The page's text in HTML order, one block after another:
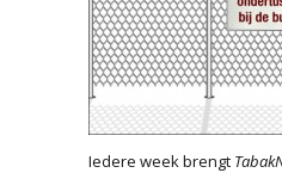
Iedere week brengt